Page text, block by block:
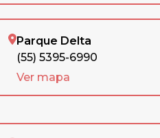
Parque Delta
(55) 5395-6990
Ver mapa